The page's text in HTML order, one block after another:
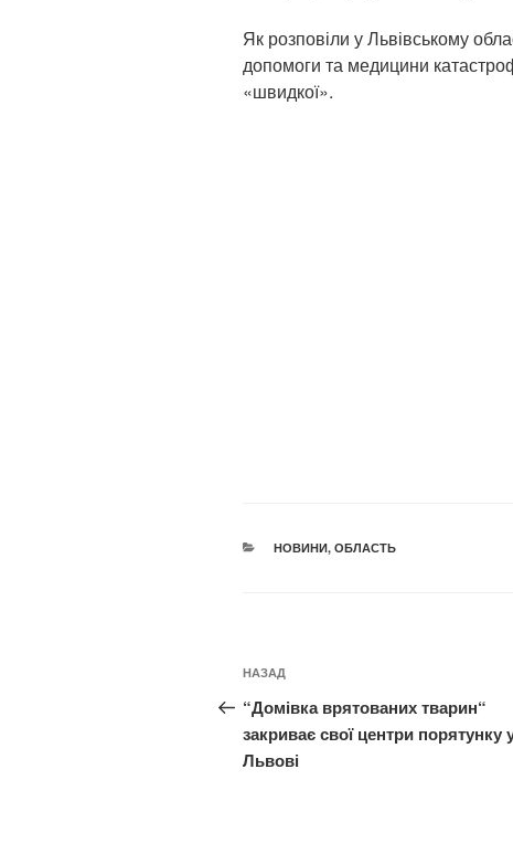
Як розповіли у Львівському
допомоги та медицини
«швидкої».
КАТЕГОРІЇ
НОВИНИ, ОБЛАСТЬ
Навігація
записів
Попередній
запис:
НАЗАД
“Домівка врятованих тварин“
закриває свої центри порятунку
Львові